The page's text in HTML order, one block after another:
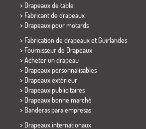
> Drapeaux de table
> Fabricant de drapeaux
> Drapeaux pour motards
> Fabrication de drapeaux et Guirlandes
> Fournisseur de Drapeaux
> Acheter un drapeau
> Drapeaux personnalisables
> Drapeaux extérieur
> Drapeaux publicitaires
> Drapeaux bonne marché
> Banderas para empresas
> Drapeaux internationaux